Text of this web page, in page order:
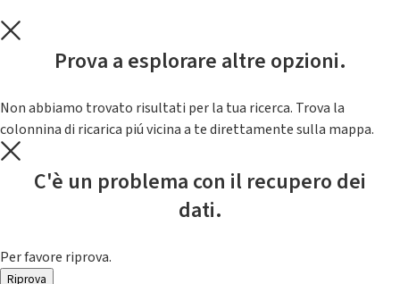
Prova a esplorare altre opzioni.
Non abbiamo trovato risultati per la tua ricerca. Trova la
colonnina di ricarica piú vicina a te direttamente sulla mappa.
C'è un problema con il recupero dei
dati.
Per favore riprova.
Riprova